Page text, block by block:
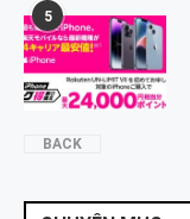
5
BACK